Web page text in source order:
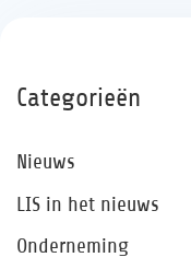
Categorieën
Nieuws
LIS in het nieuws
Onderneming